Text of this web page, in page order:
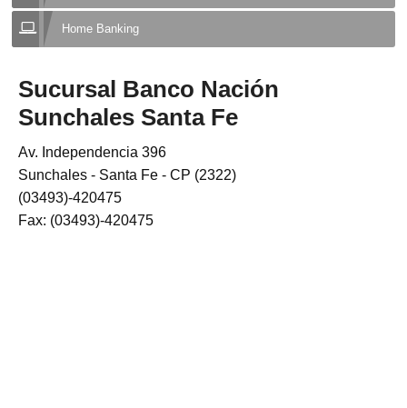
Home Banking
Sucursal Banco Nación
Sunchales Santa Fe
Av. Independencia 396
Sunchales - Santa Fe - CP (2322)
(03493)-420475
Fax: (03493)-420475